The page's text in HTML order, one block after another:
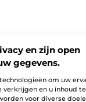
en zijn open
gegevens.
om uw
en u inhoud
voor diverse